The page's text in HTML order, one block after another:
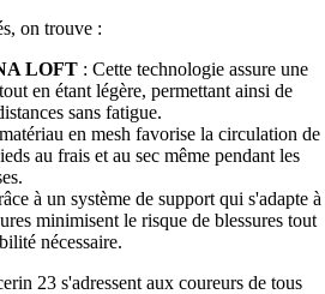
on trouve :
LOFT : Cette technologie assure une
en étant légère, permettant ainsi de
sans fatigue.
en mesh favorise la circulation de
au frais et au sec même pendant les
à un système de support qui s'adapte à
minimisent le risque de blessures tout
nécessaire.
23 s'adressent aux coureurs de tous